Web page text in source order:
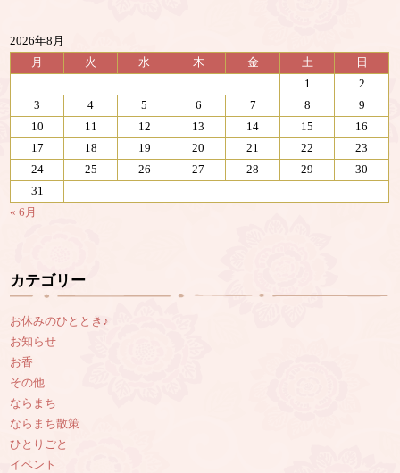
2026年8月
月
火 水 木 金 土
日
1
2
3
4 5 6 7 8
9
10
11 12 13 14 15
16
17
18 19 20 21 22
23
24
25 26 27 28 29
30
31
« 6月
カテゴリー
お休みのひととき♪
お知らせ
お香
その他
ならまち
ならまち散策
ひとりごと
イベント